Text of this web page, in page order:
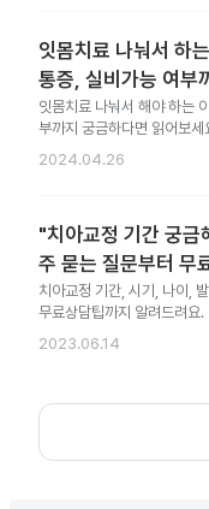
잇몸치료 나눠서 하
통증, 실비가능 여부
잇몸치료 나눠서 해야 하는
부까지 궁금하다면 읽어보세
2024.04.26
"치아교정 기간 궁금
주 묻는 질문부터 무
치아교정 기간, 시기, 나이,
무료상담팁까지 알려드려요.
2023.06.14